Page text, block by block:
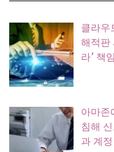
클라우
해적판
라’ 책
아마존
침해
과 계